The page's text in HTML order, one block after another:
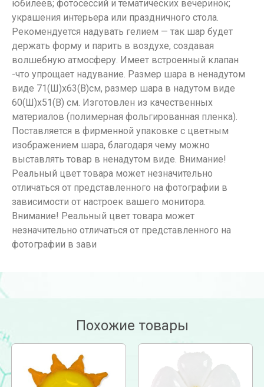
юбилеев; фотосессий и тематических вечеринок;
украшения интерьера или праздничного стола.
Рекомендуется надувать гелием — так шар будет
держать форму и парить в воздухе, создавая
волшебную атмосферу. Имеет встроенный клапан
-что упрощает надувание. Размер шара в ненадутом
виде 71(Ш)х63(В)см, размер шара в надутом виде
60(Ш)х51(В) см. Изготовлен из качественных
материалов (полимерная фольгированная пленка).
Поставляется в фирменной упаковке с цветным
изображением шара, благодаря чему можно
выставлять товар в ненадутом виде. Внимание!
Реальный цвет товара может незначительно
отличаться от представленного на фотографии в
зависимости от настроек вашего монитора.
Внимание! Реальный цвет товара может
незначительно отличаться от представленного на
фотографии в зави
Похожие товары